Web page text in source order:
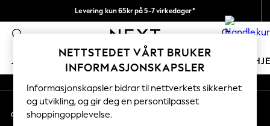
Levering kun 65kr på 5-7 virkedager*
Vi betaler alle tollavgifter 0
JENTER GUTTER BABY KVINNER
GIRLS
New In
50 - 92cm
An error occurred on client
Våre sosiale nettverk
Min konto
Logg inn på kontoen din
NETTSTEDET VÅRT BRUKER
INFORMASJONSKAPSLER
Informasjonskapsler bidrar til nettverkets sikkerhet
og utvikling, og gir deg en persontilpasset
shoppingopplevelse.